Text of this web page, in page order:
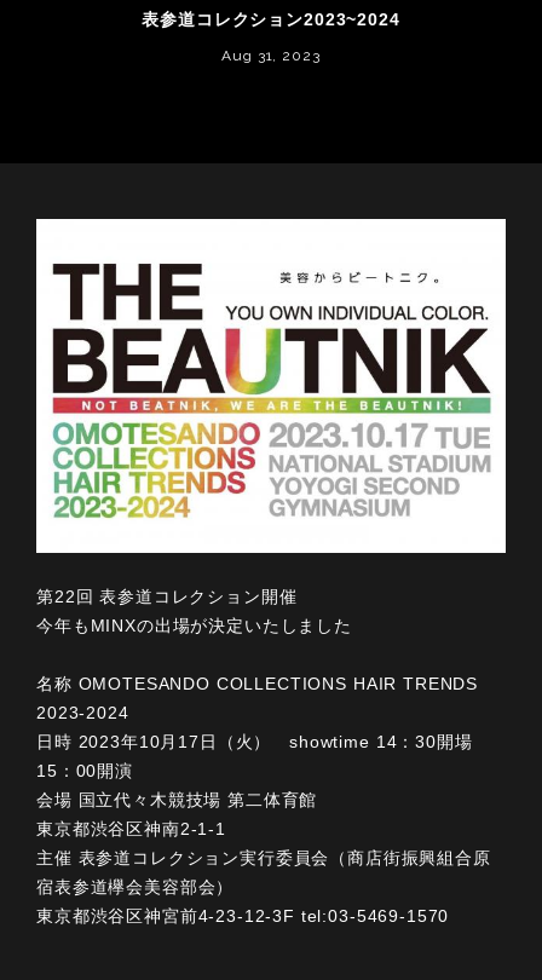
表参道コレクション2023~2024
Aug 31, 2023
第22回 表参道コレクション開催
今年もMINXの出場が決定いたしました
名称 OMOTESANDO COLLECTIONS HAIR TRENDS
2023-2024
日時 2023年10月17日（火） showtime 14：30開場
15：00開演
会場 国立代々木競技場 第二体育館
東京都渋谷区神南2-1-1
主催 表参道コレクション実行委員会（商店街振興組合原
宿表参道欅会美容部会）
東京都渋谷区神宮前4-23-12-3F tel:03-5469-1570